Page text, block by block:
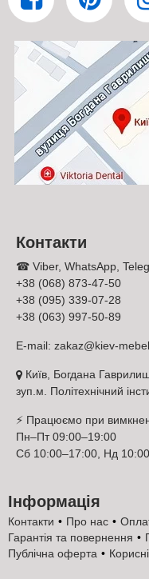
Контакти
☎ Viber, WhatsApp,
+38 (068) 873-47-50
+38 (095) 339-07-28
+38 (063) 997-50-89
E-mail: zakaz@kiev-
Київ, Богдана
зуп.м. Політехнічний
⚡ Працюємо при
Пн–Пт 09:00–19:00
Сб 10:00–17:00, Нд
Інформація
Контакти Про нас
Гарантія та повернення
Публічна оферта